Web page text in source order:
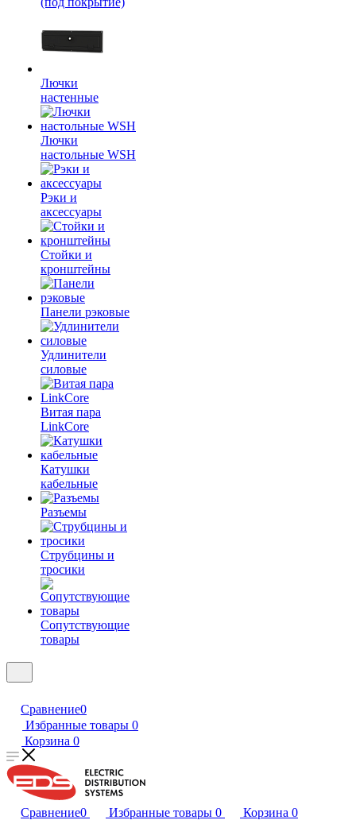
Лючки
настенные
Лючки
настольные WSH
Рэки и
аксессуары
Стойки и
кронштейны
Панели рэковые
Удлинители
силовые
Витая пара
LinkCore
Катушки
кабельные
Разъемы
Струбцины и
тросики
Сопутствующие
товары
Сравнение0
Избранные товары 0
Корзина 0
Сравнение0 Избранные товары 0 Корзина 0